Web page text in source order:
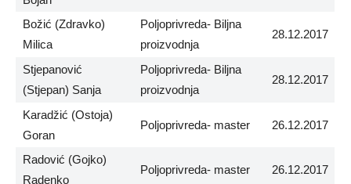
Božić (Zdravko)
Milica
Poljoprivreda- Biljna
proizvodnja
28.12.2017
Stjepanović
(Stjepan) Sanja
Poljoprivreda- Biljna
proizvodnja
28.12.2017
Karadžić (Ostoja)
Goran
Poljoprivreda- master 26.12.2017
Radović (Gojko)
Radenko
Poljoprivreda- master 26.12.2017